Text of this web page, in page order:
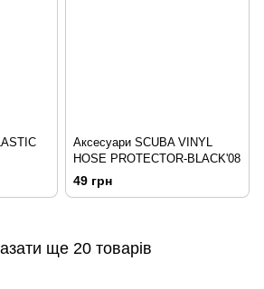
Аксесуари SCUBA VINYL
HOSE PROTECTOR-BLACK'08
49 грн
ще 20 товарів